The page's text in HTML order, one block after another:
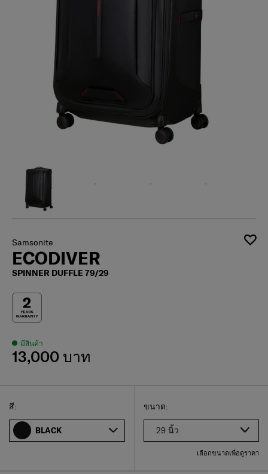
Samsonite
ECODIVER
SPINNER DUFFLE 79/29
มีสินค้า
13,000 บาท
เลือกขนาดของคุณ
Select
ขนาด:
29 นิ้ว
เลือกขนาดเพื่อดูราคา
Select
สี:
BLACK